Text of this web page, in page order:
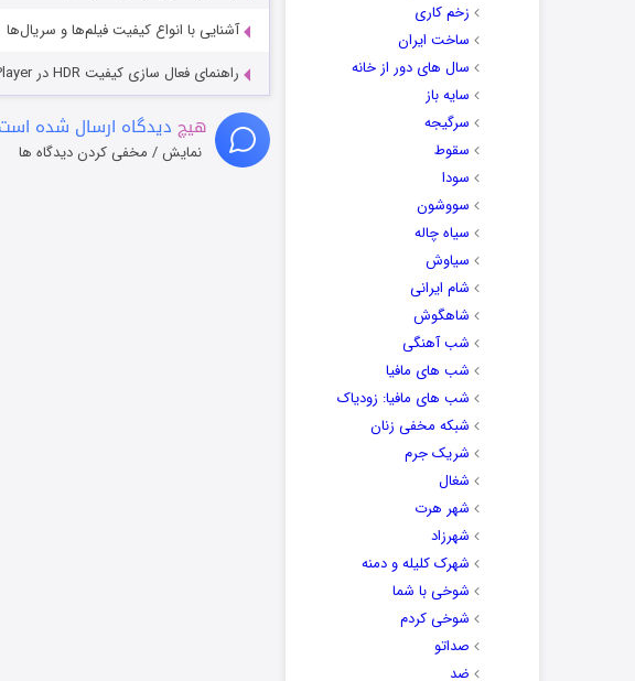
زخم کاری
ساخت ایران
سال های دور از خانه
سایه باز
سرگیجه
سقوط
سودا
سووشون
سیاه چاله
سیاوش
شام ایرانی
شاهگوش
شب آهنگی
شب های مافیا
شب های مافیا: زودیاک
شبکه مخفی زنان
شریک جرم
شغال
شهر هرت
شهرزاد
شهرک کلیله و دمنه
شوخی با شما
شوخی کردم
صداتو
ضد
آشنایی با انواع کیفیت فیلم‌ها و سریال‌ها
راهنمای فعال سازی کیفیت HDR در PotPlayer
هیچ دیدگاه ارسال شده است
نمایش / مخفی کردن دیدگاه ها